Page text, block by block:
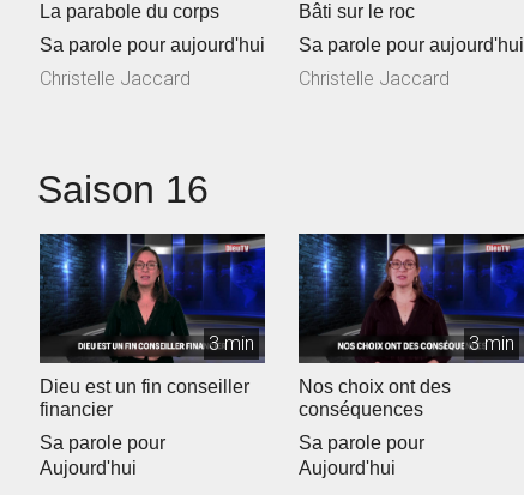
La parabole du corps
Sa parole pour aujourd'hui
Christelle Jaccard
Bâti sur le roc
Sa parole pour aujourd'hui
Christelle Jaccard
Saison 16
3 min
Dieu est un fin conseiller
financier
Sa parole pour
Aujourd'hui
3 min
Nos choix ont des
conséquences
Sa parole pour
Aujourd'hui